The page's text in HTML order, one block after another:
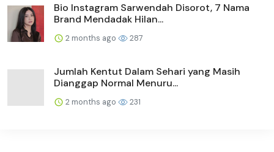
Bio Instagram Sarwendah Disorot, 7 Nama
Brand Mendadak Hilan...
2 months ago 287
Jumlah Kentut Dalam Sehari yang Masih
Dianggap Normal Menuru...
2 months ago 231